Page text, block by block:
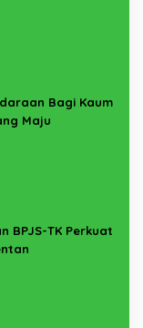
Bagi Kaum
Maju
BPJS-TK Perkuat